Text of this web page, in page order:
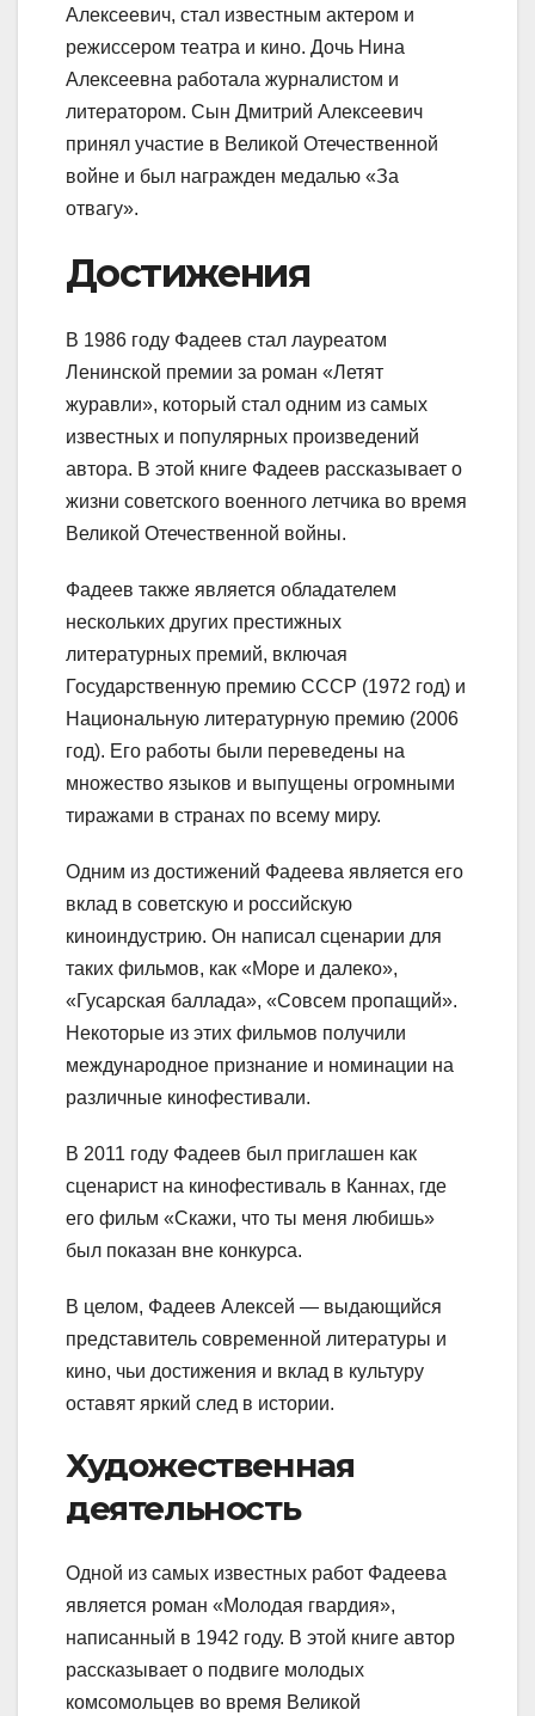
Алексеевич, стал известным актером и
режиссером театра и кино. Дочь Нина
Алексеевна работала журналистом и
литератором. Сын Дмитрий Алексеевич
принял участие в Великой Отечественной
войне и был награжден медалью «За
отвагу».
Достижения
В 1986 году Фадеев стал лауреатом
Ленинской премии за роман «Летят
журавли», который стал одним из самых
известных и популярных произведений
автора. В этой книге Фадеев рассказывает о
жизни советского военного летчика во время
Великой Отечественной войны.
Фадеев также является обладателем
нескольких других престижных
литературных премий, включая
Государственную премию СССР (1972 год) и
Национальную литературную премию (2006
год). Его работы были переведены на
множество языков и выпущены огромными
тиражами в странах по всему миру.
Одним из достижений Фадеева является его
вклад в советскую и российскую
киноиндустрию. Он написал сценарии для
таких фильмов, как «Море и далеко»,
«Гусарская баллада», «Совсем пропащий».
Некоторые из этих фильмов получили
международное признание и номинации на
различные кинофестивали.
В 2011 году Фадеев был приглашен как
сценарист на кинофестиваль в Каннах, где
его фильм «Скажи, что ты меня любишь»
был показан вне конкурса.
В целом, Фадеев Алексей — выдающийся
представитель современной литературы и
кино, чьи достижения и вклад в культуру
оставят яркий след в истории.
Художественная
деятельность
Одной из самых известных работ Фадеева
является роман «Молодая гвардия»,
написанный в 1942 году. В этой книге автор
рассказывает о подвиге молодых
комсомольцев во время Великой